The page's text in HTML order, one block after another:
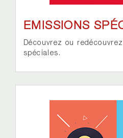
EMISSIONS
Découvrez ou
spéciales.